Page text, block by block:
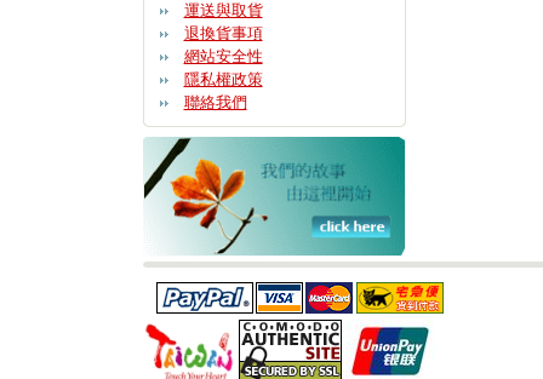
運送與取貨
退換貨事項
網站安全性
隱私權政策
聯絡我們